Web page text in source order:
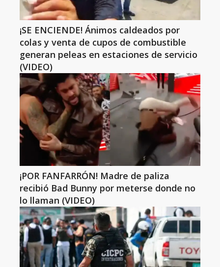
¡SE ENCIENDE! Ánimos caldeados por
colas y venta de cupos de combustible
generan peleas en estaciones de servicio
(VIDEO)
¡POR FANFARRÓN! Madre de paliza
recibió Bad Bunny por meterse donde no
lo llaman (VIDEO)